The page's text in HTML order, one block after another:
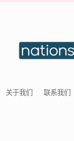
关于我们 联系我们